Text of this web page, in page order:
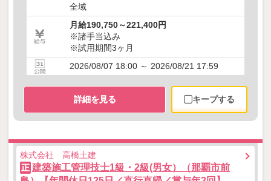
全域
月給190,750～221,400円
※諸手当込み
※試用期間3ヶ月
2026/08/07 18:00 ～ 2026/08/21 17:59
詳細を見る キープする
株式会社 高橋土建
正 建築施工管理技士1級・2級(男女）（那覇市前